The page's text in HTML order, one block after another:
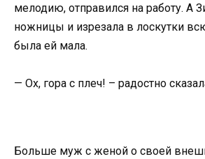
мелодию, отправился на работу. А
ножницы и изрезала в лоскутки
была ей мала.
— Ох, гора с плеч! – радостно
Больше муж с женой о своей